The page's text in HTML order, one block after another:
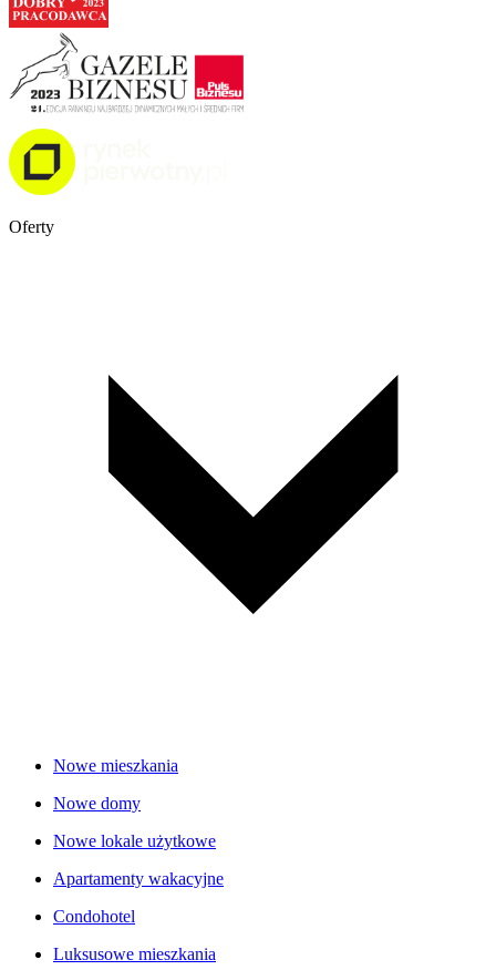
Oferty
Nowe mieszkania
Nowe domy
Nowe lokale użytkowe
Apartamenty wakacyjne
Condohotel
Luksusowe mieszkania